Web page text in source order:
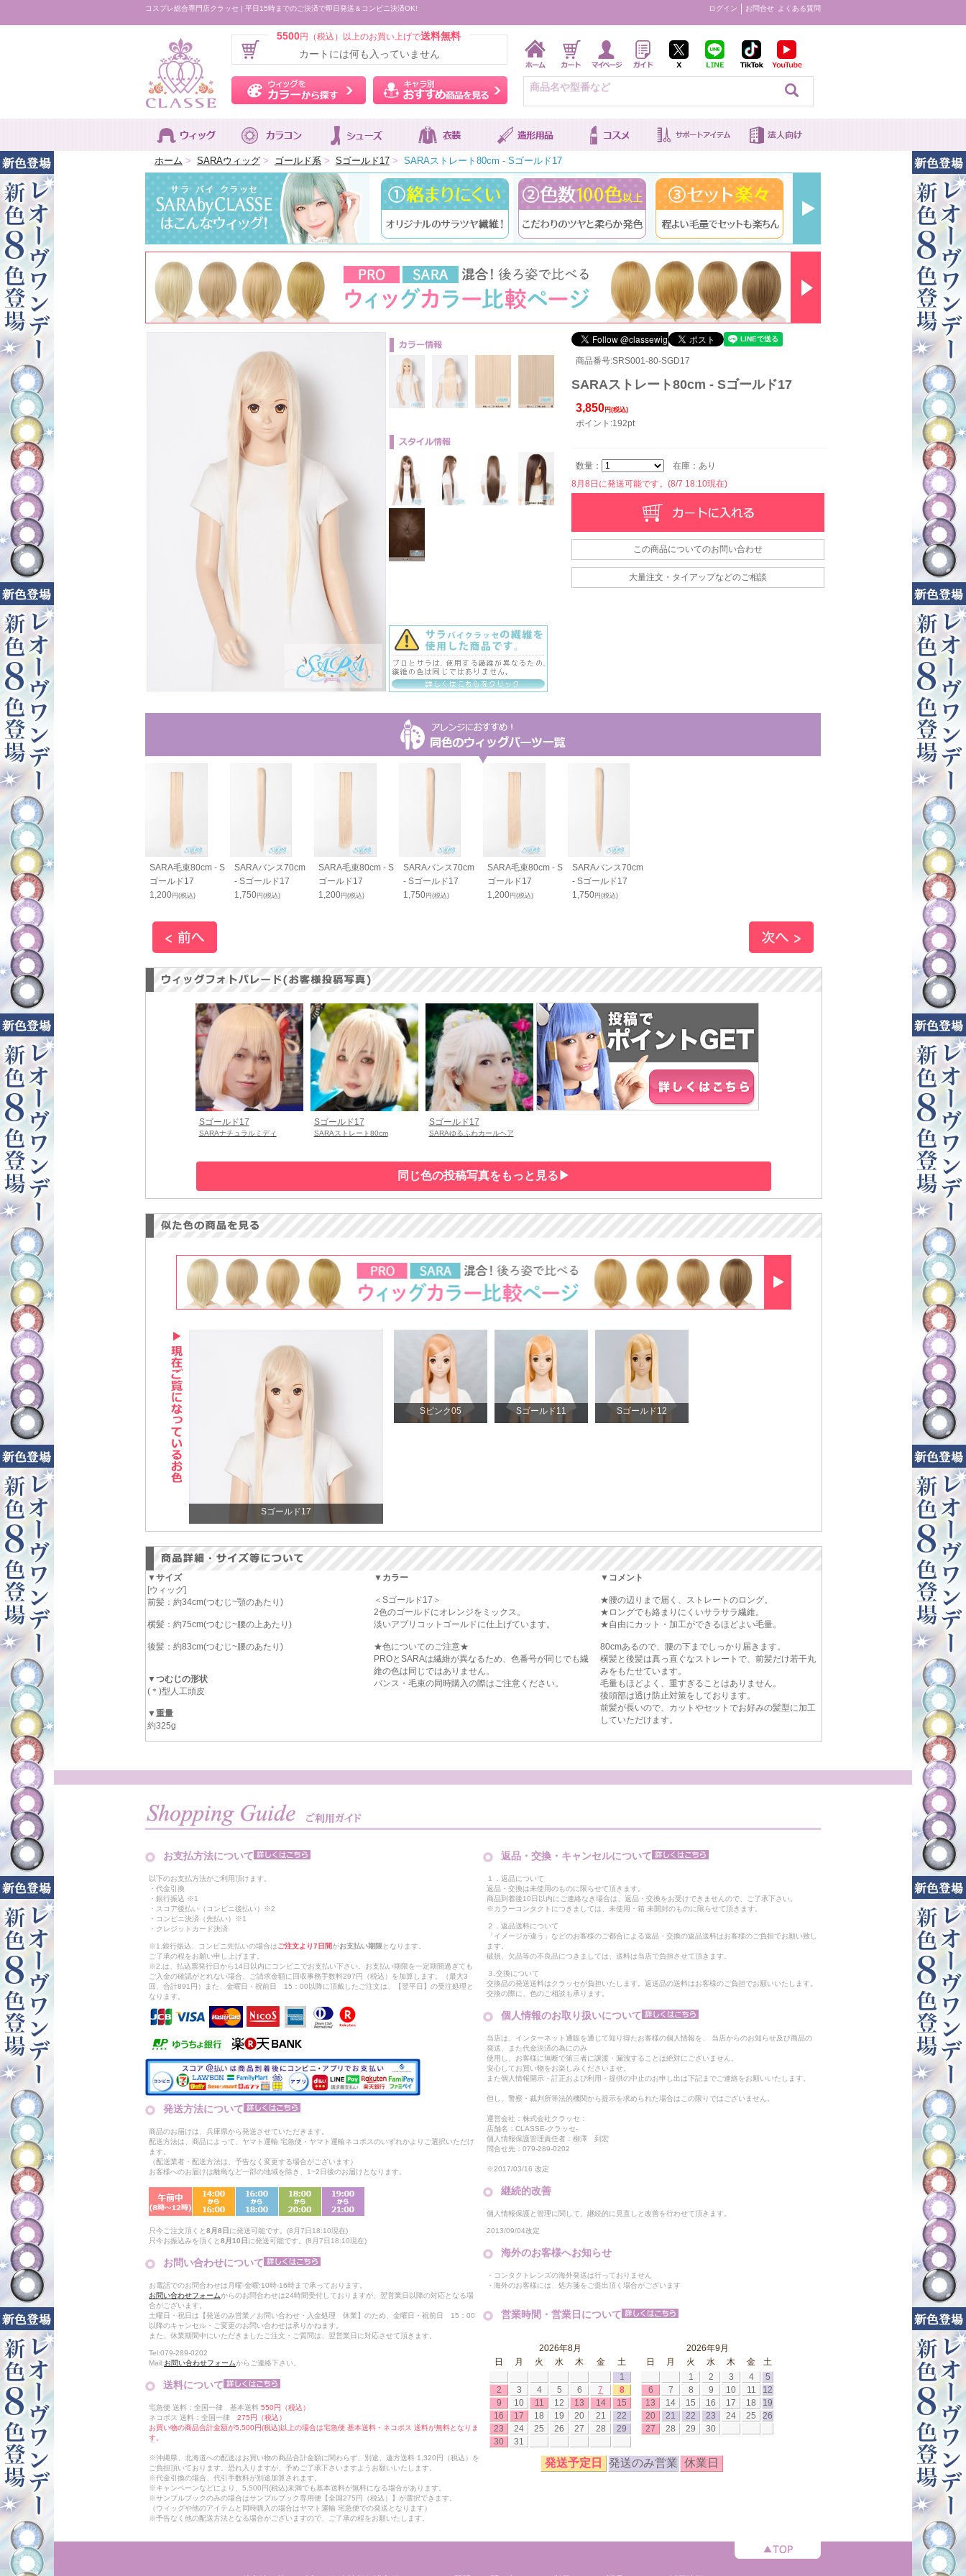
コスプレ総合専門店クラッセ | 平日15時までのご決済で即日発送＆コンビニ決済OK! ログイン お問合せ よくある質問
5500円（税込）以上のお買い上げで送料無料
カートには何も入っていません
ウィッグをカラーから探す キャラ別おすすめ商品を見る
ホーム > SARAウィッグ > ゴールド系 > Sゴールド17 > SARAストレート80cm - Sゴールド17
商品番号:SRS001-80-SGD17
SARAストレート80cm - Sゴールド17
3,850 円(税込)
ポイント:192pt
数量：
在庫：あり
8月8日に発送可能です。(8/7 18:10現在)
この商品についてのお問い合わせ
大量注文・タイアップなどのご相談
SARA毛束80cm - S
ゴールド17
1,200円(税込)
SARAバンス70cm
- Sゴールド17
1,750円(税込)
SARA毛束80cm - S
ゴールド17
1,200円(税込)
SARAバンス70cm
- Sゴールド17
1,750円(税込)
SARA毛束80cm - S
ゴールド17
1,200円(税込)
SARAバンス70cm
- Sゴールド17
1,750円(税込)
Sゴールド17
SARAナチュラルミディ
Sゴールド17
SARAストレート80cm
Sゴールド17
SARAゆるふわカールヘア
Sゴールド17
Sピンク05 Sゴールド11 Sゴールド12
▼サイズ
[ウィッグ]
前髪：約34cm(つむじ~顎のあたり)
横髪：約75cm(つむじ~腰の上あたり)
後髪：約83cm(つむじ~腰のあたり)
▼つむじの形状
(＊)型人工頭皮
▼重量
約325g
▼カラー
＜Sゴールド17＞
2色のゴールドにオレンジをミックス。
淡いアプリコットゴールドに仕上げています。
★色についてのご注意★
PROとSARAは繊維が異なるため、色番号が同じでも繊
維の色は同じではありません。
バンス・毛束の同時購入の際はご注意ください。
▼コメント
★腰の辺りまで届く、ストレートのロング。
★ロングでも絡まりにくいサラサラ繊維。
★自由にカット・加工ができるほどよい毛量。
80cmあるので、腰の下までしっかり届きます。
横髪と後髪は真っ直ぐなストレートで、前髪だけ若干丸
みをもたせています。
毛量もほどよく、重すぎることはありません。
後頭部は透け防止対策をしております。
前髪が長いので、カットやセットでお好みの髪型に加工
していただけます。
お支払方法について
以下のお支払方法がご利用頂けます。
・代金引換
・銀行振込 ※1
・スコア後払い（コンビニ後払い）※2
・コンビニ決済（先払い）※1
・クレジットカード決済
※1.銀行振込、コンビニ先払いの場合はご注文より7日間がお支払い期限 となります。
ご了承の程をお願い申し上げます。
※2.は、払込票発行日から14日以内にコンビニでお支払い下さい。お支払い期限を一定期間過ぎても
ご入金の確認がとれない場合、ご請求金額に回収事務手数料297円（税込）を加算します。（最大3
回、合計891円）また、金曜日・祝前日 15：00以降に頂戴したご注文は、【翌平日】の受注処理と
なります。
発送方法について
商品のお届けは、兵庫県から発送させていただきます。
配送方法は、商品によって、ヤマト運輸 宅急便・ヤマト運輸ネコポスのいずれかよりご選択いただけ
ます。
（配送業者・配送方法は、予告なく変更する場合がございます）
お客様へのお届けは離島など一部の地域を除き、1~2日後のお届けとなります。
只今ご注文頂くと8月8日 に発送可能です。(8月7日18:10現在)
只今お振込みを頂くと8月10日 に発送可能です。(8月7日18:10現在)
お問い合わせについて
お電話でのお問合わせは月曜-金曜:10時-16時まで承っております。
お問い合わせフォームからのお問合わせは24時間受付しておりますが、翌営業日以降の対応となる場
合がございます。
土曜日・祝日は【発送のみ営業／お問い合わせ・入金処理 休業】のため、金曜日・祝前日 15：00
以降のキャンセル・ご変更のお問い合わせは承りかねます。
また、休業期間中にいただきましたご注文・ご質問は、翌営業日に対応させて頂きます。
Tel:079-289-0202
Mail:お問い合わせフォームからご連絡下さい。
送料について
宅急便 送料：全国一律 基本送料 550円（税込）
ネコポス 送料：全国一律 275円（税込）
お買い物の商品合計金額が5,500円(税込)以上の場合は宅急便 基本送料・ネコポス 送料が無料となりま
す。
※沖縄県、北海道への配送はお買い物の商品合計金額に関わらず、別途、遠方送料 1,320円（税込）を
ご負担頂いております。恐れ入りますが、予めご了承下さいますようお願いいたします。
※代金引換の場合、代引手数料が別途加算されます。
※キャンペーンなどにより、5,500円(税込)未満でも基本送料が無料になる場合があります。
※サンプルブックのみの場合はサンプルブック専用便【全国275円（税込）】が選択できます。
（ウィッグや他のアイテムと同時購入の場合はヤマト運輸 宅急便での発送となります）
※予告なく他の配送方法となる場合がございますので、ご了承の程をお願いたします。
返品・交換・キャンセルについて
１．返品について
返品・交換は未使用のものに限らせて頂きます。
商品到着後10日以内にご連絡なき場合は、返品・交換をお受けできませんので、ご了承下さい。
※カラーコンタクトにつきましては、未使用・箱 未開封のものに限らせて頂きます。
２．返品送料について
「イメージが違う」などのお客様のご都合による返品・交換の返品送料はお客様のご負担でお願い致し
ます。
破損、欠品等の不良品につきましては、送料は当店で負担させて頂きます。
３.交換について
交換品の発送送料はクラッセが負担いたします。返送品の送料はお客様のご負担でお願いいたします。
交換の際に、色のご相談も承ります。
個人情報のお取り扱いについて
当店は、インターネット通販を通じて知り得たお客様の個人情報を、 当店からのお知らせ及び商品の
発送、また代金決済の為にのみ
使用し、お客様に無断で第三者に譲渡・漏洩することは絶対にございません。
安心してお買い物をお楽しみくださいませ。
また個人情報開示・訂正および利用・提供の中止のお申し出は下記までご連絡をお願いいたします。
但し、警察・裁判所等法的機関から提示を求められた場合はこの限りではございません。
運営会社：株式会社クラッセ：
店舗名：CLASSE-クラッセ-
個人情報保護管理責任者：柳澤 到宏
問合せ先：079-289-0202
※2017/03/16 改定
継続的改善
個人情報保護と管理に関して、継続的に見直しと改善を行わせて頂きます。
2013/09/04改定
海外のお客様へお知らせ
・コンタクトレンズの海外発送は行っておりません
・海外のお客様には、処方箋をご提出頂く場合がございます
営業時間・営業日について
2026年8月
日
月 火 水 木 金
土
1
2
3 4 5 6 7
8
9
10 11 12 13 14
15
16
17 18 19 20 21
22
23
24 25 26 27 28
29
30
31
2026年9月
日
月 火 水 木 金
土
1
2 3 4
5
6
7 8 9 10 11
12
13
14 15 16 17 18
19
20
21 22 23 24 25
26
27
28 29 30
発送予定日 発送のみ営業 休業日